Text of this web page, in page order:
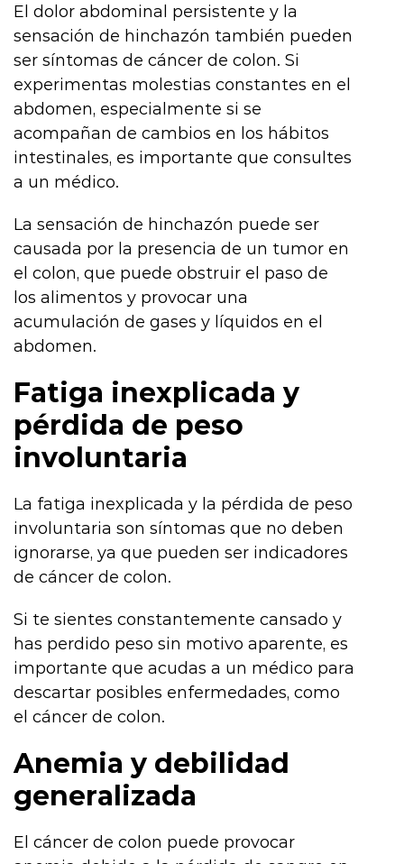
El dolor abdominal persistente y la
sensación de hinchazón también pueden
ser síntomas de cáncer de colon. Si
experimentas molestias constantes en el
abdomen, especialmente si se
acompañan de cambios en los hábitos
intestinales, es importante que consultes
a un médico.
La sensación de hinchazón puede ser
causada por la presencia de un tumor en
el colon, que puede obstruir el paso de
los alimentos y provocar una
acumulación de gases y líquidos en el
abdomen.
Fatiga inexplicada y
pérdida de peso
involuntaria
La fatiga inexplicada y la pérdida de peso
involuntaria son síntomas que no deben
ignorarse, ya que pueden ser indicadores
de cáncer de colon.
Si te sientes constantemente cansado y
has perdido peso sin motivo aparente, es
importante que acudas a un médico para
descartar posibles enfermedades, como
el cáncer de colon.
Anemia y debilidad
generalizada
El cáncer de colon puede provocar